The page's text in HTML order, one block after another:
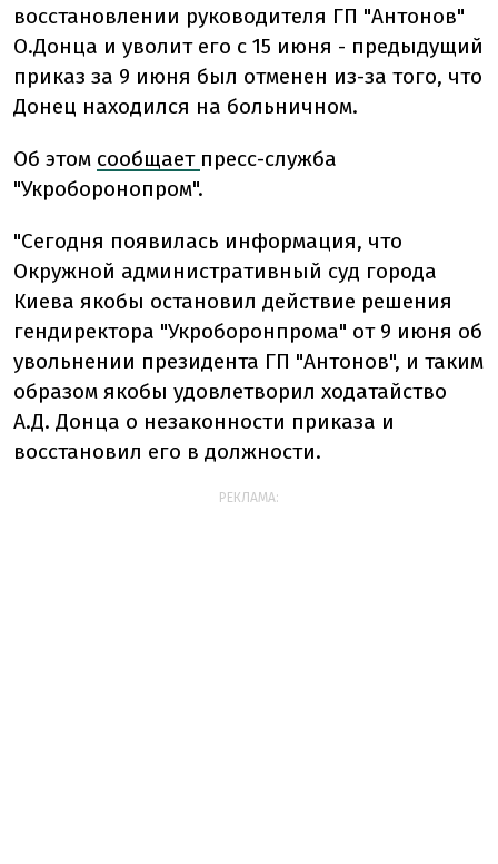
восстановлении руководителя ГП "Антонов"
О.Донца и уволит его с 15 июня - предыдущий
приказ за 9 июня был отменен из-за того, что
Донец находился на больничном.
Об этом сообщает пресс-служба
"Укроборонопром".
"Сегодня появилась информация, что
Окружной административный суд города
Киева якобы остановил действие решения
гендиректора "Укроборонпрома" от 9 июня об
увольнении президента ГП "Антонов", и таким
образом якобы удовлетворил ходатайство
А.Д. Донца о незаконности приказа и
восстановил его в должности.
РЕКЛАМА: